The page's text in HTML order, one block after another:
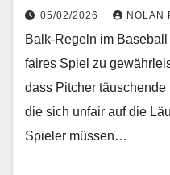
05/02/2026 NOLAN
Balk-Regeln im
faires Spiel zu
dass Pitcher
die sich unfair auf die
Spieler müssen…